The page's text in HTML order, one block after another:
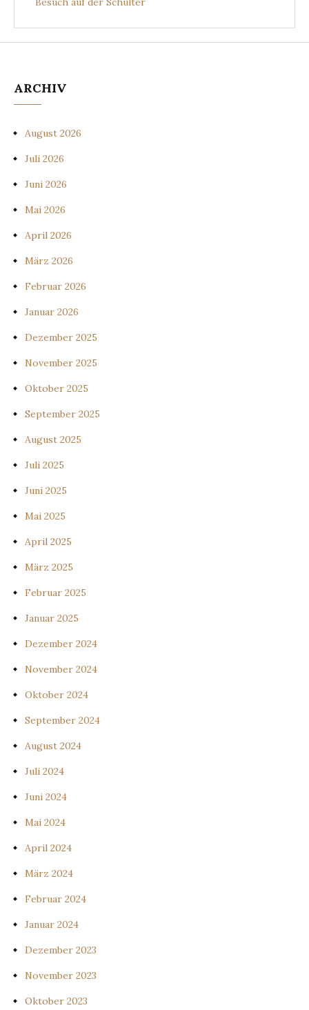
ARCHIV
August 2026
Juli 2026
Juni 2026
Mai 2026
April 2026
März 2026
Februar 2026
Januar 2026
Dezember 2025
November 2025
Oktober 2025
September 2025
August 2025
Juli 2025
Juni 2025
Mai 2025
April 2025
März 2025
Februar 2025
Januar 2025
Dezember 2024
November 2024
Oktober 2024
September 2024
August 2024
Juli 2024
Juni 2024
Mai 2024
April 2024
März 2024
Februar 2024
Januar 2024
Dezember 2023
November 2023
Oktober 2023